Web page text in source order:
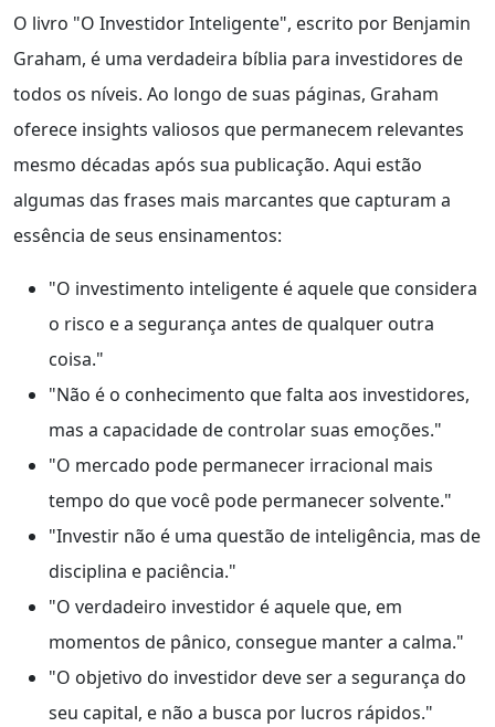
O livro "O Investidor Inteligente", escrito por Benjamin
Graham, é uma verdadeira bíblia para investidores de
todos os níveis. Ao longo de suas páginas, Graham
oferece insights valiosos que permanecem relevantes
mesmo décadas após sua publicação. Aqui estão
algumas das frases mais marcantes que capturam a
essência de seus ensinamentos:
"O investimento inteligente é aquele que considera
o risco e a segurança antes de qualquer outra
coisa."
"Não é o conhecimento que falta aos investidores,
mas a capacidade de controlar suas emoções."
"O mercado pode permanecer irracional mais
tempo do que você pode permanecer solvente."
"Investir não é uma questão de inteligência, mas de
disciplina e paciência."
"O verdadeiro investidor é aquele que, em
momentos de pânico, consegue manter a calma."
"O objetivo do investidor deve ser a segurança do
seu capital, e não a busca por lucros rápidos."